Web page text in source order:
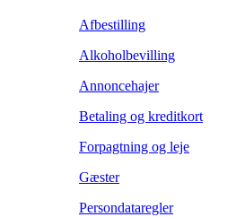
Afbestilling
Alkoholbevilling
Annoncehajer
Betaling og kreditkort
Forpagtning og leje
Gæster
Persondataregler